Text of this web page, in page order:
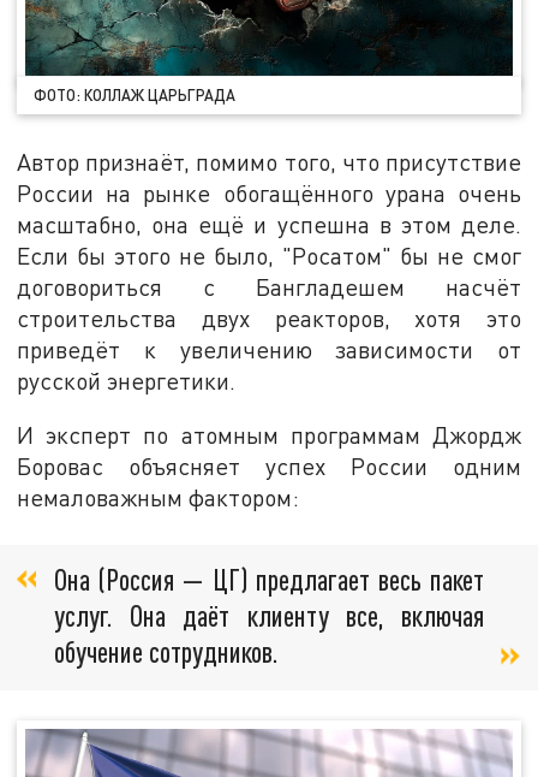
ФОТО: КОЛЛАЖ ЦАРЬГРАДА
Автор признаёт, помимо того, что присутствие
России на рынке обогащённого урана очень
масштабно, она ещё и успешна в этом деле.
Если бы этого не было, "Росатом" бы не смог
договориться с Бангладешем насчёт
строительства двух реакторов, хотя это
приведёт к увеличению зависимости от
русской энергетики.
И эксперт по атомным программам Джордж
Боровас объясняет успех России одним
немаловажным фактором:
Она (Россия — ЦГ) предлагает весь пакет
услуг. Она даёт клиенту все, включая
обучение сотрудников.